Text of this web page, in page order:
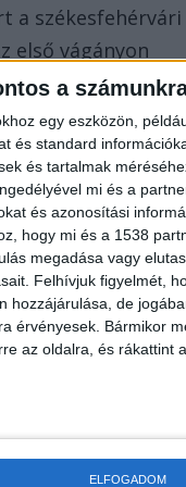
a
egy eszközön,
és standard
és tartalmak
mi és a
és azonosítási
hogy mi és a 1538
megadása vagy
Felhívjuk figyelmét,
hozzájárulása, de
érvényesek. Bármikor
az oldalra, és rákattint
ELFOGADOM
a székesfehérvári
első vágányon
pályaudvarról
egyikük
történt a
Az éppen